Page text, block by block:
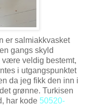
er salmiakkvasket
gangs skyld
være veldig bestemt,
i utgangspunktet
da jeg fikk den inn i
grønne. Turkisen
har kode 50520-